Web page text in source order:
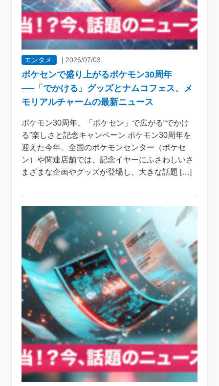
エンタメ |2026/07/03
ポケセンで盛り上がるポケモン30周年
──「でかける」グッズとナムコフェス、メ
モリアルチャームの最新ニュース
ポケモン30周年、「ポケセン」で広がる“でかけ
る”楽しさと記念キャンペーン ポケモン30周年を
迎えた今年、全国のポケモンセンター（ポケセ
ン）や関連店舗では、記念イヤーにふさわしいさ
まざまな企画やグッズが登場し、大きな話題 […]